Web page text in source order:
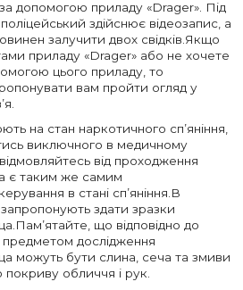
допомогою приладу «Drager». Під
здійснює відеозапис, а
залучити двох свідків.Якщо
приладу «Drager» або не хочете
цього приладу, то
вам пройти огляд у
на стан наркотичного сп’яніння,
виключного в медичному
від проходження
є таким же самим
в стані сп’яніння.В
здати зразки
що відповідно до
дослідження
можуть бути слина, сеча та змиви
покриву обличчя і рук.